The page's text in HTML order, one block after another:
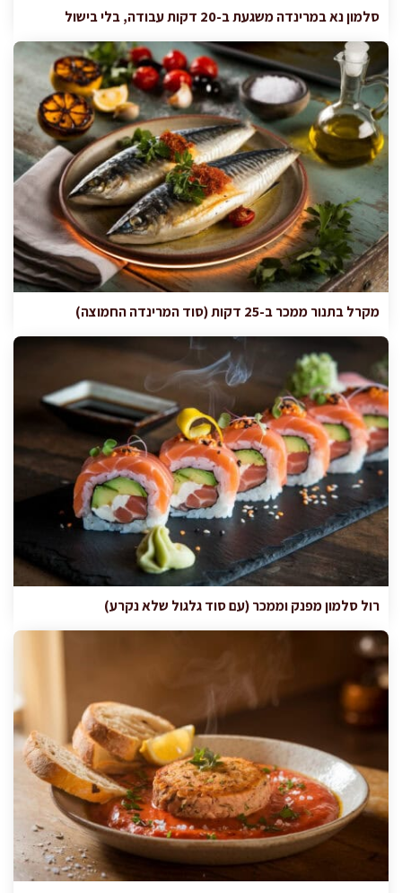
סלמון נא במרינדה משגעת ב-20 דקות עבודה, בלי בישול
מקרל בתנור ממכר ב-25 דקות (סוד המרינדה החמוצה)
רול סלמון מפנק וממכר (עם סוד גלגול שלא נקרע)